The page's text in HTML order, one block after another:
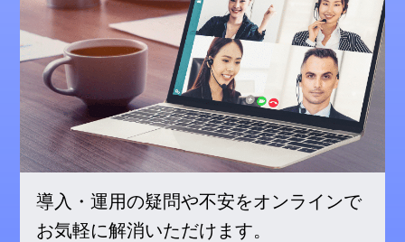
導入・運用の疑問や不安をオンラインで
お気軽に解消いただけます。